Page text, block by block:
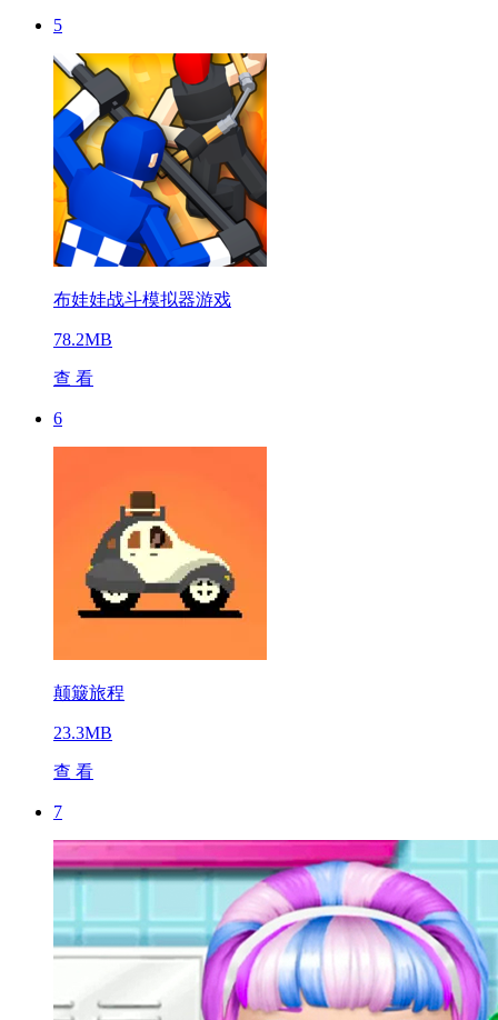
5
布娃娃战斗模拟器游戏
78.2MB
查 看
6
颠簸旅程
23.3MB
查 看
7